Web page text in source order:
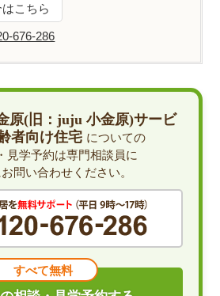
こちら
676-286
原(旧：juju 小金原)サービ
者向け住宅 についての
見学予約は専門相談員に
問い合わせください。
すべて無料